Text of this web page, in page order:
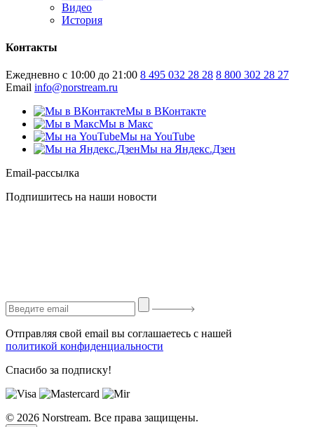
Видео
История
Контакты
Ежедневно с 10:00 до 21:00 8 495 032 28 28 8 800 302 28 27
Email info@norstream.ru
Мы в ВКонтакте
Мы в Макс
Мы на YouTube
Мы на Яндекс.Дзен
Email-рассылка
Подпишитесь на наши новости
Отправляя свой email вы соглашаетесь с нашей
политикой конфиденциальности
Спасибо за подписку!
© 2026 Norstream. Все права защищены.